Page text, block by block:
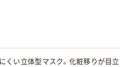
い立体型マスク。化粧移りが目